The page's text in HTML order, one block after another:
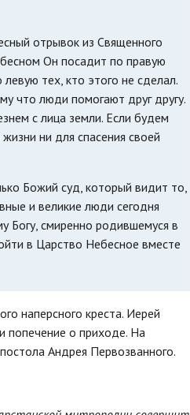
отрывок из Священного
Он посадит по правую
тех, кто этого не сделал.
что люди помогают друг другу.
с лица земли. Если будем
ни для спасения своей
Божий суд, который видит то,
и великие люди сегодня
Богу, смиренно родившемуся в
в Царство Небесное вместе
наперсного креста. Иерей
попечение о приходе. На
Андрея Первозванного.